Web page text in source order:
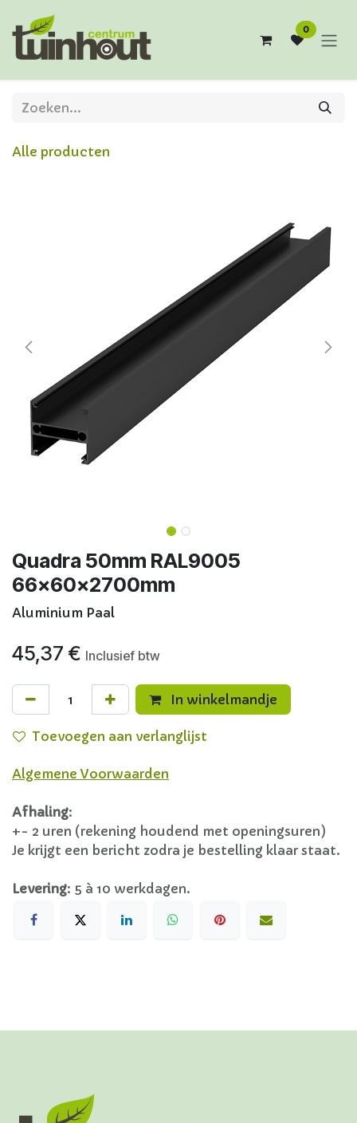
0
Alle producten
Quadra 50mm RAL9005
66x60x2700mm
Aluminium Paal
45,37 € Inclusief btw
In winkelmandje
Toevoegen aan verlanglijst
Algemene Voorwaarden
Afhaling:
+- 2 uren (rekening houdend met openingsuren)
Je krijgt een bericht zodra je bestelling klaar staat.
Levering: 5 à 10 werkdagen.